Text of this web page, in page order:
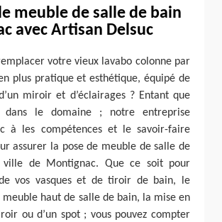
meuble de salle de bain
avec Artisan Delsuc
votre vieux lavabo colonne par
plus pratique et esthétique, équipé de
miroir et d’éclairages ? Entant que
dans le domaine ; notre entreprise
à les compétences et le savoir-faire
assurer la pose de meuble de salle de
ville de Montignac. Que ce soit pour
de vos vasques et de tiroir de bain, le
meuble haut de salle de bain, la mise en
ou d’un spot ; vous pouvez compter